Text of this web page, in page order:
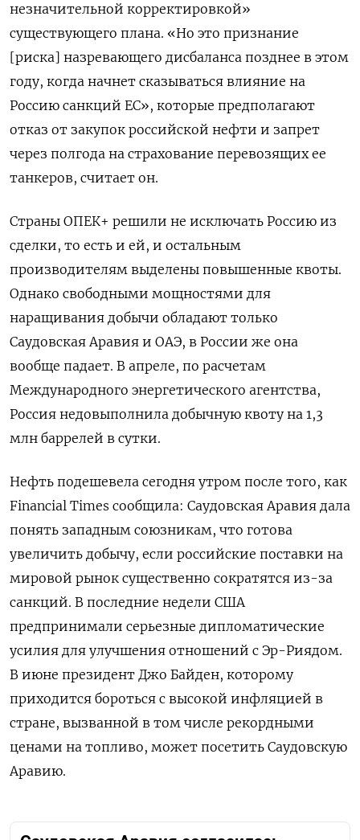
незначительной корректировкой»
существующего плана. «Но это признание
[риска] назревающего дисбаланса позднее в этом
году, когда начнет сказываться влияние на
Россию санкций ЕС», которые предполагают
отказ от закупок российской нефти и запрет
через полгода на страхование перевозящих ее
танкеров, считает он.
Страны ОПЕК+ решили не исключать Россию из
сделки, то есть и ей, и остальным
производителям выделены повышенные квоты.
Однако свободными мощностями для
наращивания добычи обладают только
Саудовская Аравия и ОАЭ, в России же она
вообще падает. В апреле, по расчетам
Международного энергетического агентства,
Россия недовыполнила добычную квоту на 1,3
млн баррелей в сутки.
Нефть подешевела сегодня утром после того, как
Financial Times сообщила: Саудовская Аравия дала
понять западным союзникам, что готова
увеличить добычу, если российские поставки на
мировой рынок существенно сократятся из-за
санкций. В последние недели США
предпринимали серьезные дипломатические
усилия для улучшения отношений с Эр-Риядом.
В июне президент Джо Байден, которому
приходится бороться с высокой инфляцией в
стране, вызванной в том числе рекордными
ценами на топливо, может посетить Саудовскую
Аравию.